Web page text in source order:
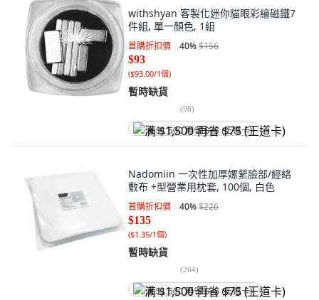
withshyan 客製化迷你貓眼彩繪磁鐵7
件組, 單一顏色, 1組
首購折扣價 40%$156
$93
($93.00/1個)
暫時缺貨
(98)
满 $1,500 再省 $75 (王道卡)
Nadomiin 一次性加厚嫘縈臉部/經絡
敷布 +型營業用枕套, 100個, 白色
首購折扣價 40%$226
$135
($1.35/1個)
暫時缺貨
(264)
满 $1,500 再省 $75 (王道卡)